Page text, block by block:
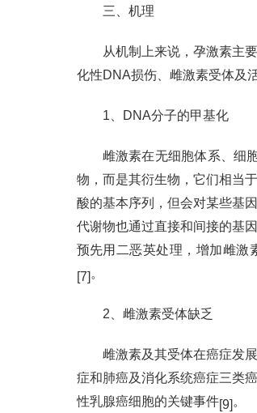
三、机理
从机制上来说，孕激素主
化性DNA损伤、雌激素受体及
1、DNA分子的甲基化
雌激素在无细胞体系、细
物，而是其衍生物，它们相当
酸的基本序列，但会对某些基
代谢物也通过直接和间接的基
预先用二恶英处理，增加雌激
[7]。
2、雌激素受体缺乏
雌激素及其受体在癌症发
症和肺癌及消化系统癌症三类
性乳腺癌细胞的关键事件[9]。